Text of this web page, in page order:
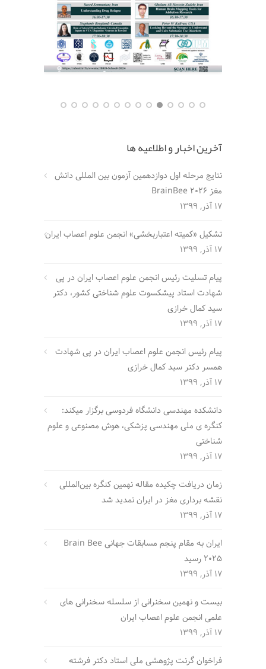
آخرین اخبار و اطلاعیه ها
نتایج مرحله اول دوازدهمین آزمون بین المللی دانش
مغز BrainBee 2026
17 آذر, 1399
تشکیل «کمیته اعتباربخشی» انجمن علوم اعصاب ایران
17 آذر, 1399
پیام تسلیت رئیس انجمن علوم اعصاب ایران در پی
شهادت استاد پیشکسوت علوم شناختی کشور، دکتر
سید کمال خرازی
17 آذر, 1399
پیام رئیس انجمن علوم اعصاب ایران در پی شهادت
همسر دکتر سید کمال خرازی
17 آذر, 1399
دانشکده مهندسی دانشگاه فردوسی برگزار میکند:
کنگره ی ملی مهندسی پزشکی، هوش مصنوعی و علوم
شناختی
17 آذر, 1399
زمان دریافت چکیده مقاله نهمین کنگره بین‌المللی
نقشه برداری مغز در ایران تمدید شد
17 آذر, 1399
ایران به مقام پنجم مسابقات جهانی Brain Bee
2025 رسید
17 آذر, 1399
بیست و نهمین سخنرانی از سلسله سخنرانی های
علمی انجمن علوم اعصاب ایران
17 آذر, 1399
فراخوان گرنت پژوهشی ملی استاد دکتر فرشته